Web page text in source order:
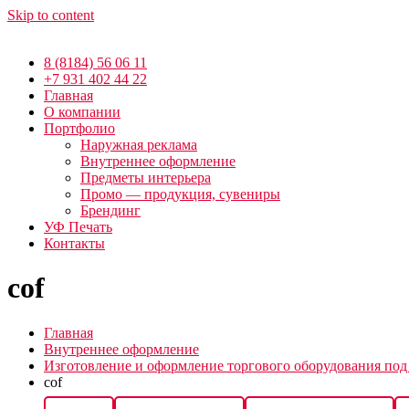
Skip to content
8 (8184) 56 06 11
+7 931 402 44 22
Главная
О компании
Портфолио
Наружная реклама
Внутреннее оформление
Предметы интерьера
Промо — продукция, сувениры
Брендинг
УФ Печать
Контакты
cof
Главная
Внутреннее оформление
Изготовление и оформление торгового оборудования
cof